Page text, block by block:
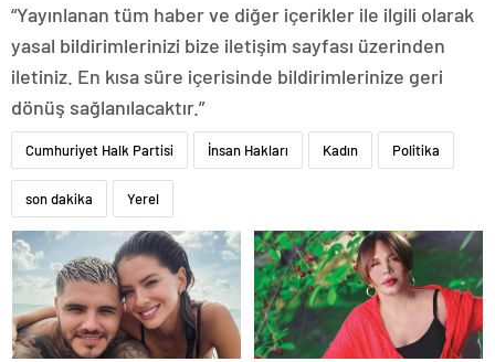
“Yayınlanan tüm haber ve diğer içerikler ile ilgili olarak
yasal bildirimlerinizi bize iletişim sayfası üzerinden
iletiniz. En kısa süre içerisinde bildirimlerinize geri
dönüş sağlanılacaktır.”
Cumhuriyet Halk Partisi İnsan Hakları Kadın Politika
son dakika Yerel